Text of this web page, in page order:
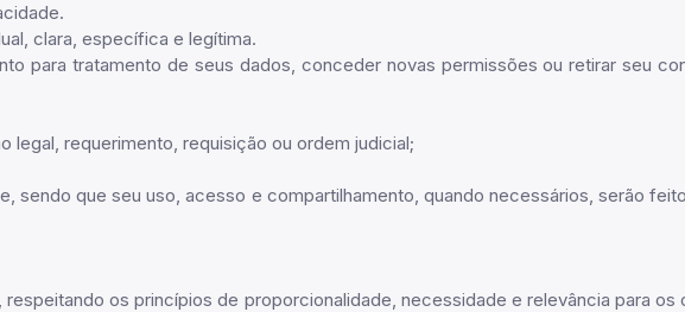
clara, específica e legítima.
para tratamento de seus dados, conceder novas permissões ou retirar seu
legal, requerimento, requisição ou ordem judicial;
sendo que seu uso, acesso e compartilhamento, quando necessários, serão
os princípios de proporcionalidade, necessidade e relevância para